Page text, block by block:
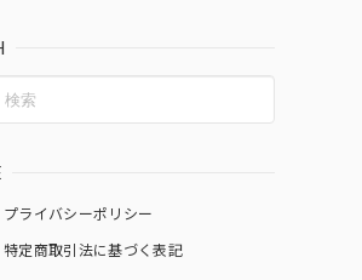
プライバシーポリシー
特定商取引法に基づく表記